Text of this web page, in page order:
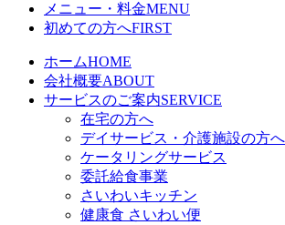
メニュー・料金MENU
初めての方へFIRST
ホームHOME
会社概要ABOUT
サービスのご案内SERVICE
在宅の方へ
デイサービス・介護施設の方へ
ケータリングサービス
委託給食事業
さいわいキッチン
健康食 さいわい便